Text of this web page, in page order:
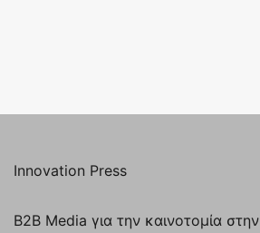
Innovation Press
B2B Media για την καινοτομία στην